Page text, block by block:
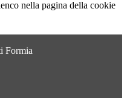
nella pagina della cookie
Formia